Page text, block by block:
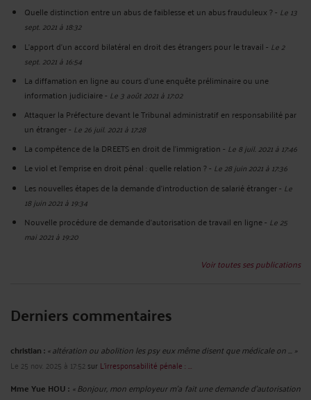
Quelle distinction entre un abus de faiblesse et un abus frauduleux ?- Le 13
sept. 2021 à 18:32
L'apport d'un accord bilatéral en droit des étrangers pour le travail- Le 2
sept. 2021 à 16:54
La diffamation en ligne au cours d'une enquête préliminaire ou une
information judiciaire- Le 3 août 2021 à 17:02
Attaquer la Préfecture devant le Tribunal administratif en responsabilité par
un étranger- Le 26 juil. 2021 à 17:28
La compétence de la DREETS en droit de l'immigration- Le 8 juil. 2021 à 17:46
Le viol et l'emprise en droit pénal : quelle relation ?- Le 28 juin 2021 à 17:36
Les nouvelles étapes de la demande d'introduction de salarié étranger- Le
18 juin 2021 à 19:34
Nouvelle procédure de demande d'autorisation de travail en ligne- Le 25
mai 2021 à 19:20
Voir toutes ses publications
Derniers commentaires
christian :« altération ou abolition les psy eux même disent que médicale on ... »
Le 25 nov. 2025 à 17:52sur L'irresponsabilité pénale : ...
Mme Yue HOU : « Bonjour, mon employeur m'a fait une demande d'autorisation